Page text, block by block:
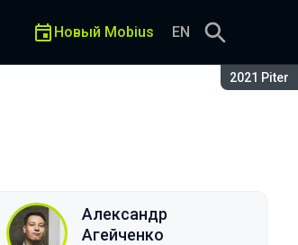
Сезон:
2021 Piter
Новый Mobius EN
Александр
Агейченко